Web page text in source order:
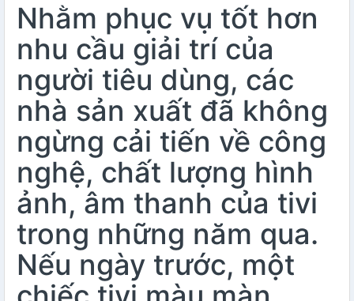
Nhằm phục vụ tốt hơn
nhu cầu giải trí của
người tiêu dùng, các
nhà sản xuất đã không
ngừng cải tiến về công
nghệ, chất lượng hình
ảnh, âm thanh của tivi
trong những năm qua.
Nếu ngày trước, một